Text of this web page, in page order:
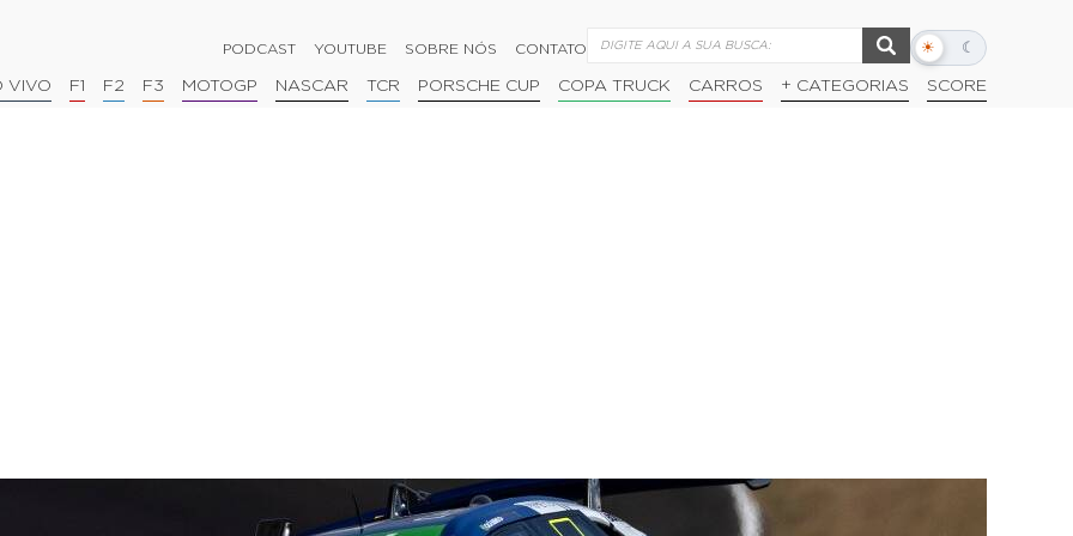
PODCAST YOUTUBE SOBRE NÓS CONTATO ☀ ☾
Alternar
escuro
VIVO F1 F2 F3 MOTOGP NASCAR TCR PORSCHE CUP COPA TRUCK CARROS + CATEGORIAS SCORE